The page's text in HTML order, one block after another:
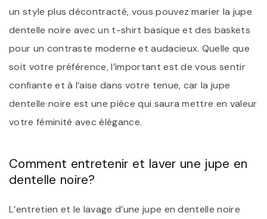
un style plus décontracté, vous pouvez marier la jupe
dentelle noire avec un t-shirt basique et des baskets
pour un contraste moderne et audacieux. Quelle que
soit votre préférence, l’important est de vous sentir
confiante et à l’aise dans votre tenue, car la jupe
dentelle noire est une pièce qui saura mettre en valeur
votre féminité avec élégance.
Comment entretenir et laver une jupe en
dentelle noire?
L’entretien et le lavage d’une jupe en dentelle noire